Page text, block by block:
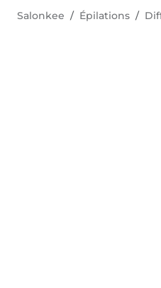
Salonkee Épilations